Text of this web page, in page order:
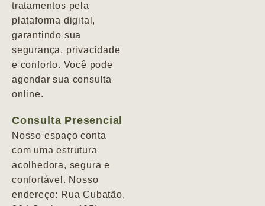
tratamentos pela
plataforma digital,
garantindo sua
segurança, privacidade
e conforto. Você pode
agendar sua consulta
online.
Consulta Presencial
Nosso espaço conta
com uma estrutura
acolhedora, segura e
confortável. Nosso
endereço: Rua Cubatão,